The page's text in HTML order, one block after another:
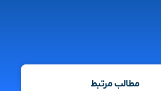
مطالب مرتبط